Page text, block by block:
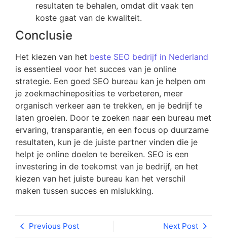
resultaten te behalen, omdat dit vaak ten
koste gaat van de kwaliteit.
Conclusie
Het kiezen van het beste SEO bedrijf in Nederland
is essentieel voor het succes van je online
strategie. Een goed SEO bureau kan je helpen om
je zoekmachineposities te verbeteren, meer
organisch verkeer aan te trekken, en je bedrijf te
laten groeien. Door te zoeken naar een bureau met
ervaring, transparantie, en een focus op duurzame
resultaten, kun je de juiste partner vinden die je
helpt je online doelen te bereiken. SEO is een
investering in de toekomst van je bedrijf, en het
kiezen van het juiste bureau kan het verschil
maken tussen succes en mislukking.
Previous Post Next Post